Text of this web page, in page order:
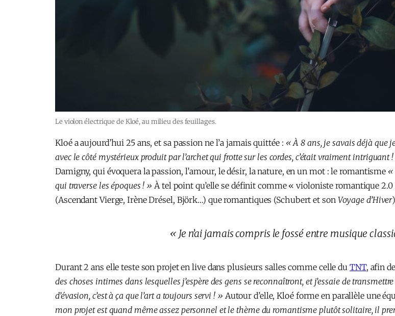
Le violon électrique de Kloé, au milieu des feuillages.
Kloé a aujourd’hui 25 ans, et sa passion ne l’a jamais quittée : « À 8 ans, je savais déjà que
avec le côté mystérieux produit par l’archet qui frotte sur les cordes, c’était vraiment intriguant
Damigny, qui évoquera la passion, l’amour, le désir, la nature, en un mot : le romantisme «
qui traverse les époques ! » À tel point qu’elle se définit comme « violoniste romantique
(Ascendant Vierge, Irène Drésel, Björk…) que romantiques (Schubert et son Voyage d’Hiver
« Je n’ai jamais compris le fossé entre musique
Durant 2 ans elle teste son projet en live dans plusieurs salles comme celle du TNT, afin
des choses intimes dans lesquelles j’espère des gens se reconnaîtront, et j’essaie de
d’évasion, c’est à ça que l’art a toujours servi ! » Autour d’elle, Kloé forme en parallèle une
mon projet est quand même assez personnel et le thème du romantisme plutôt solitaire, il